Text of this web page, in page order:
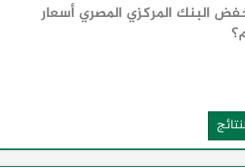
البنك المركزي المصري أسعار